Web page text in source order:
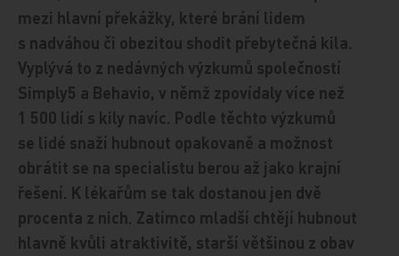
mezi hlavní překážky, které brání lidem
s nadváhou či obezitou shodit přebytečná kila.
Vyplývá to z nedávných výzkumů společností
Simply5 a Behavio, v němž zpovídaly více než
1 500 lidí s kily navíc. Podle těchto výzkumů
se lidé snaží hubnout opakovaně a možnost
obrátit se na specialistu berou až jako krajní
řešení. K lékařům se tak dostanou jen dvě
procenta z nich. Zatímco mladší chtějí hubnout
hlavně kvůli atraktivitě, starší většinou z obav